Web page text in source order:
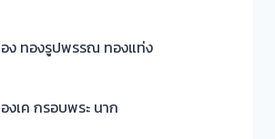
ง ทองรูปพรรณ ทองแท่ง
งเค กรอบพระ นาก